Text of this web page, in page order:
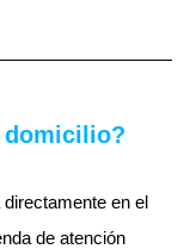
domicilio?
en el
de atención